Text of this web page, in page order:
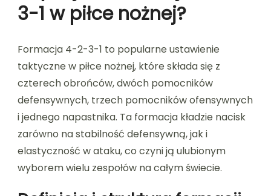
3-1 w piłce nożnej?
Formacja 4-2-3-1 to popularne ustawienie
taktyczne w piłce nożnej, które składa się z
czterech obrońców, dwóch pomocników
defensywnych, trzech pomocników ofensywnych
i jednego napastnika. Ta formacja kładzie nacisk
zarówno na stabilność defensywną, jak i
elastyczność w ataku, co czyni ją ulubionym
wyborem wielu zespołów na całym świecie.